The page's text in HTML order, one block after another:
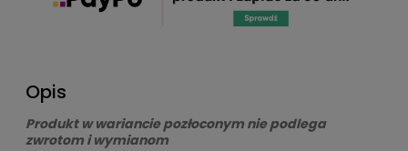
Opis
Produkt w wariancie pozłoconym nie podlega
zwrotom i wymianom